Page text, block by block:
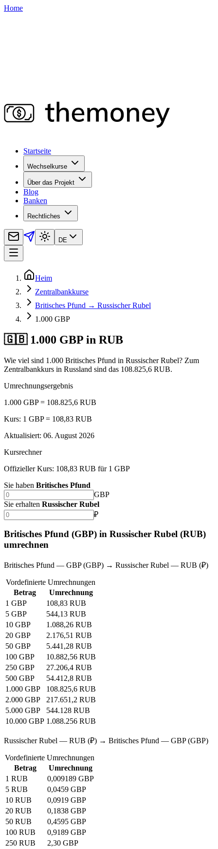
Home
Startseite
Wechselkurse
Über das Projekt
Blog
Banken
Rechtliches
DE
Heim
Zentralbankkurse
Britisches Pfund → Russischer Rubel
1.000 GBP
🇬🇧 1.000 GBP in RUB
Wie viel sind 1.000 Britisches Pfund in Russischer Rubel? Zum
Zentralbankkurs in Russland sind das 108.825,6 RUB.
Umrechnungsergebnis
1.000 GBP = 108.825,6 RUB
Kurs: 1 GBP = 108,83 RUB
Aktualisiert: 06. August 2026
Kursrechner
Offizieller Kurs: 108,83 RUB für 1 GBP
Sie haben Britisches Pfund
GBP
Sie erhalten Russischer Rubel
₽
Britisches Pfund (GBP) in Russischer Rubel (RUB)
umrechnen
Britisches Pfund — GBP (GBP) → Russischer Rubel — RUB (₽)
Vordefinierte Umrechnungen
Betrag
Umrechnung
1 GBP
108,83 RUB
5 GBP
544,13 RUB
10 GBP
1.088,26 RUB
20 GBP
2.176,51 RUB
50 GBP
5.441,28 RUB
100 GBP
10.882,56 RUB
250 GBP
27.206,4 RUB
500 GBP
54.412,8 RUB
1.000 GBP
108.825,6 RUB
2.000 GBP
217.651,2 RUB
5.000 GBP
544.128 RUB
10.000 GBP 1.088.256 RUB
Russischer Rubel — RUB (₽) → Britisches Pfund — GBP (GBP)
Vordefinierte Umrechnungen
Betrag
Umrechnung
1 RUB
0,009189 GBP
5 RUB
0,0459 GBP
10 RUB
0,0919 GBP
20 RUB
0,1838 GBP
50 RUB
0,4595 GBP
100 RUB
0,9189 GBP
250 RUB
2,30 GBP